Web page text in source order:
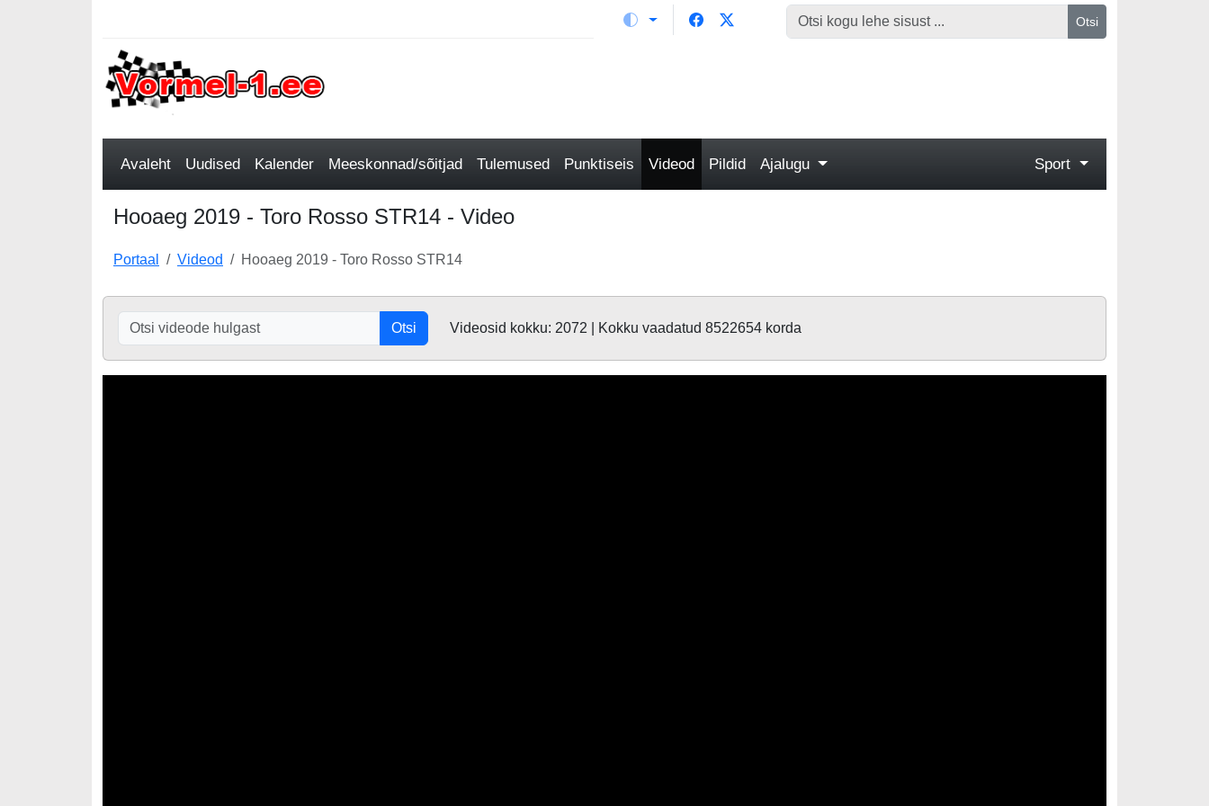
Otsi
Avaleht Uudised Kalender Meeskonnad/sõitjad Tulemused Punktiseis Videod Pildid Ajalugu Sport
Hooaeg 2019 - Toro Rosso STR14 - Video
Portaal Videod Hooaeg 2019 - Toro Rosso STR14
Otsi Videosid kokku: 2072 | Kokku vaadatud 8522654 korda